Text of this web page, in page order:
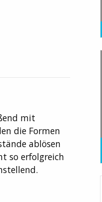
mit
die Formen
ablösen
so erfolgreich